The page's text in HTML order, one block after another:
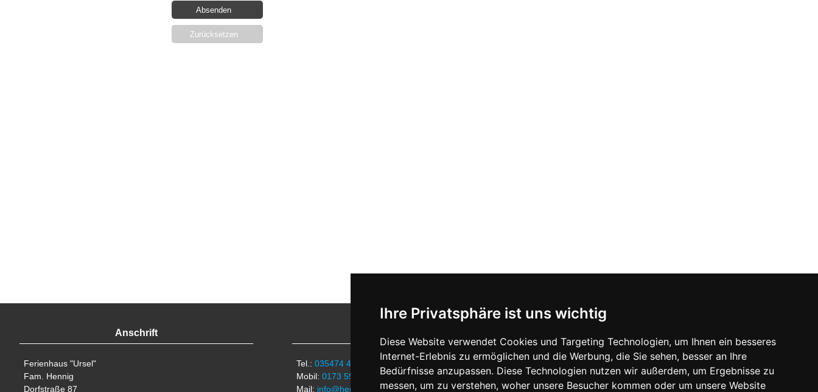
Ihre Privatsphäre ist uns wichtig
Diese Website verwendet Cookies und Targeting Technologien, um Ihnen ein besseres
Internet-Erlebnis zu ermöglichen und die Werbung, die Sie sehen, besser an Ihre
Bedürfnisse anzupassen. Diese Technologien nutzen wir außerdem, um Ergebnisse zu
messen, um zu verstehen, woher unsere Besucher kommen oder um unsere Website
Anschrift
Ferienhaus "Ursel"
Fam. Hennig
Dorfstraße 87
Tel.:035474 418
Mobil:0173 5972532
Mail: info@hennig-ferienhaus.de
Check-In: 15.00 Uhr
Check-Out: 10.00 Uhr
und nach Absprache